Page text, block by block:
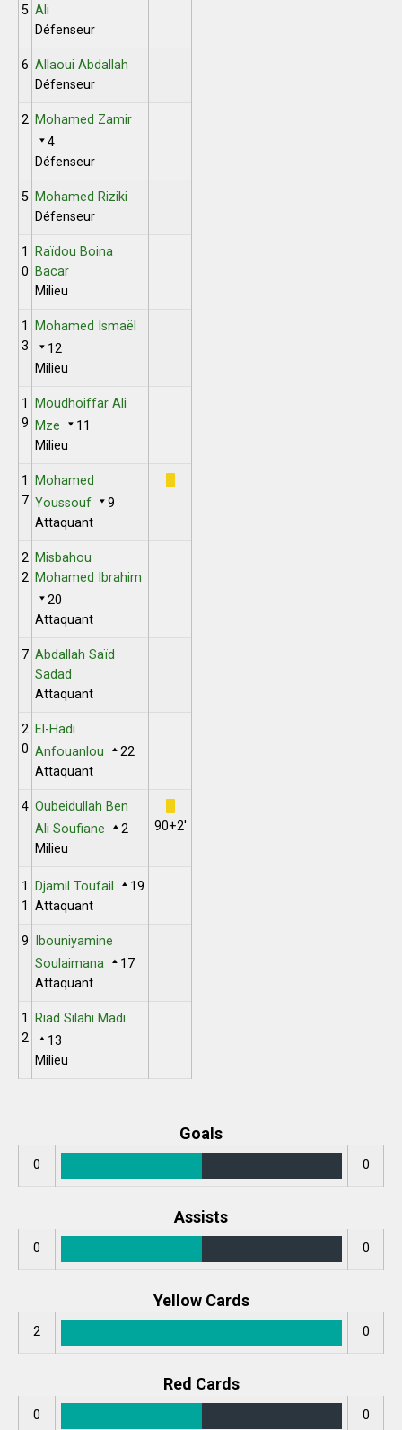
5 Ali
Défenseur
6 Allaoui Abdallah
Défenseur
2 Mohamed Zamir
4
Défenseur
5 Mohamed Riziki
Défenseur
1
0
Raïdou Boina
Bacar
Milieu
1
3
Mohamed Ismaël
12
Milieu
1
9
Moudhoiffar Ali
Mze
11
Milieu
1
7
Mohamed
Youssouf
9
Attaquant
2
2
Misbahou
Mohamed Ibrahim
20
Attaquant
7 Abdallah Saïd
Sadad
Attaquant
2
0
El-Hadi
Anfouanlou
22
Attaquant
4 Oubeidullah Ben
Ali Soufiane
2
Milieu
90+2'
1
1
Djamil Toufail
19
Attaquant
9
Ibouniyamine
Soulaimana
17
Attaquant
1
2
Riad Silahi Madi
13
Milieu
Goals
0 0
Assists
0 0
Yellow Cards
2 0
Red Cards
0 0